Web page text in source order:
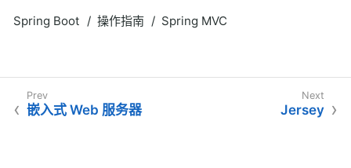
Spring Boot 操作指南 Spring MVC
嵌入式 Web 服务器 Jersey